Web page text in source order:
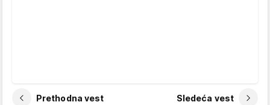
Prethodna vest Sledeća vest